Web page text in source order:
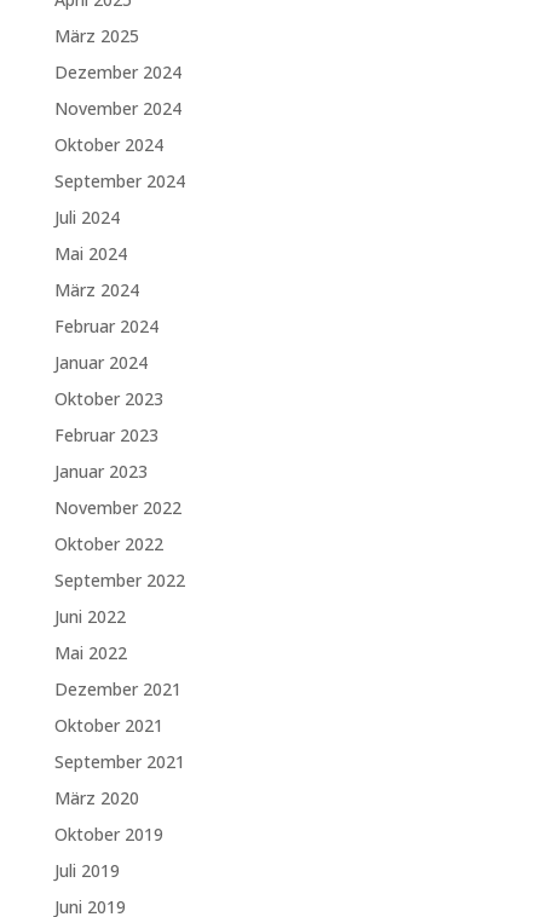
März 2025
Dezember 2024
November 2024
Oktober 2024
September 2024
Juli 2024
Mai 2024
März 2024
Februar 2024
Januar 2024
Oktober 2023
Februar 2023
Januar 2023
November 2022
Oktober 2022
September 2022
Juni 2022
Mai 2022
Dezember 2021
Oktober 2021
September 2021
März 2020
Oktober 2019
Juli 2019
Juni 2019